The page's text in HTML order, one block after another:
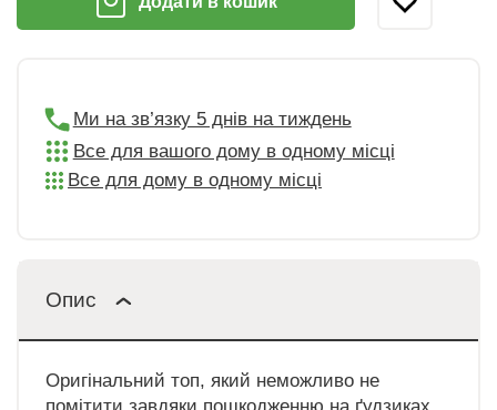
Ми на зв’язку 5 днів на тиждень
Все для вашого дому в одному місці
Все для дому в одному місці
Опис
Оригінальний топ, який неможливо не